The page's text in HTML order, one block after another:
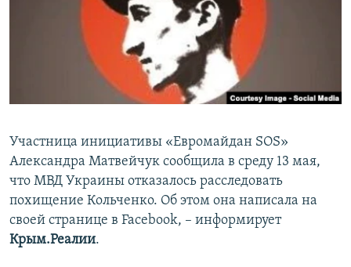
ПОБЕДИТЕЛЕЙ НЕ СУДЯТ?
КРЫМ.НЕПОКОРЕННЫЙ
УКРАИНСКАЯ ПРОБЛЕМА КРЫМА
ПРИСОЕДИНЯЙТЕСЬ!
Участница инициативы «Евромайдан SOS»
Александра Матвейчук сообщила в среду 13 мая,
что МВД Украины отказалось расследовать
похищение Кольченко. Об этом она написала на
своей странице в Facebook, – информирует
Крым.Реалии.